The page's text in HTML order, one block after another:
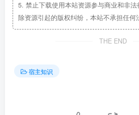
5. 禁止下载使用本站资源参与商业和非
除资源引起的版权纠纷，本站不承担任何
THE END
宿主知识